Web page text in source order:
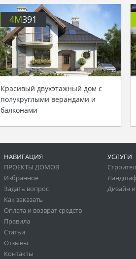
4M391
Красивый двухэтажный дом с
полукруглыми верандами и
балконами
НАВИГАЦИЯ
ПРОЕКТЫ ДОМОВ
Избранное
Задать вопрос
Как заказать
Оплата и возврат средств
Правила
Статьи
Отзывы
Контакты
УСЛУГИ
Дизайн